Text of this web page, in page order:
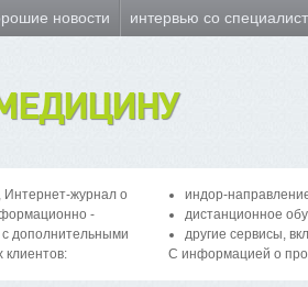
новости интервью со
Интернет-журнал о
-
с дополнительными
клиентов:
индор-
дистанционное
другие сервисы,
С информацией о